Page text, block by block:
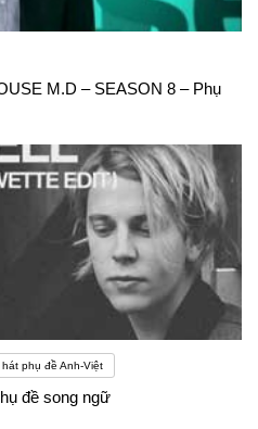
M.D – SEASON 8 – Phụ
phụ đề Anh-Việt
đề song ngữ